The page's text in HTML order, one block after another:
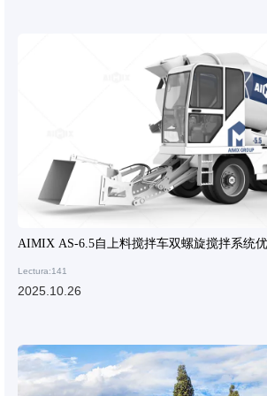
AIMIX AS-6.5自上料搅拌车双螺旋搅拌系统
Lectura:141
2025.10.26